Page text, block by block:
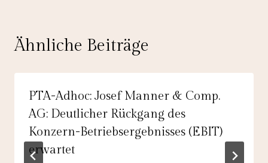
Ähnliche Beiträge
PTA-Adhoc: Josef Manner & Comp.
AG: Deutlicher Rückgang des
Konzern-Betriebsergebnisses (EBIT)
erwartet